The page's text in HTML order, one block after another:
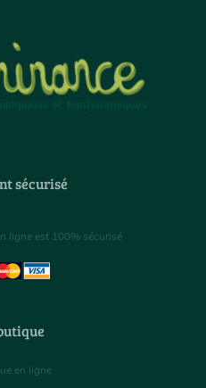
sécurisé
ligne est 100% sécurisé
en ligne